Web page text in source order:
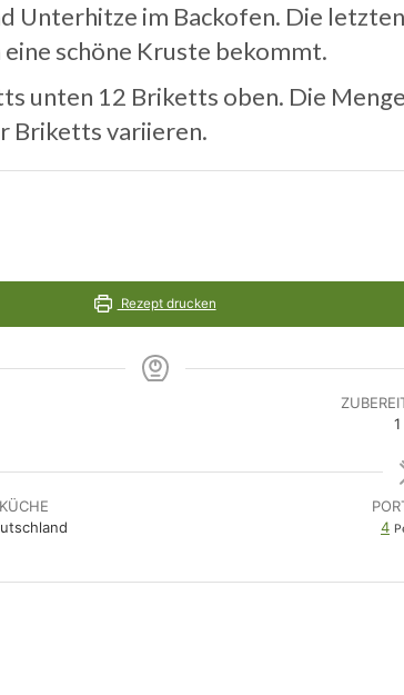
Unterhitze im Backofen. Die
schöne Kruste bekommt.
unten 12 Briketts oben. Die
Briketts variieren.
Rezept drucken
1
KÜCHE
4